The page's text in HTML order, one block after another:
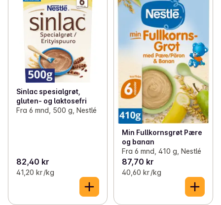
Sinlac spesialgrøt,
gluten- og laktosefri
Fra 6 mnd, 500 g, Nestlé
82,40 kr
41,20 kr /kg
Min Fullkornsgrøt Pære
og banan
Fra 6 mnd, 410 g, Nestlé
87,70 kr
40,60 kr /kg